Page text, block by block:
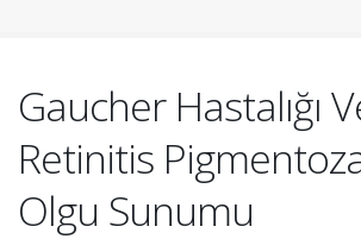
Gaucher Hastalığı
Retinitis
Olgu Sunumu